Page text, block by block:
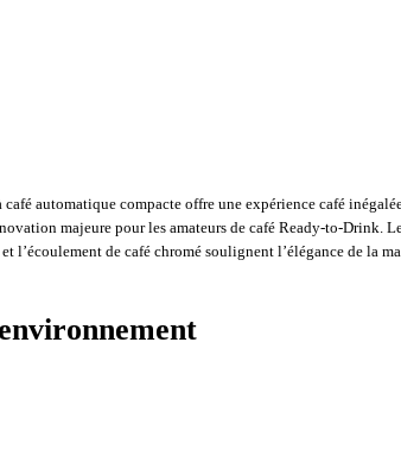
automatique compacte offre une expérience café
majeure pour les amateurs de café Ready-to-Drink.
de café chromé soulignent l’élégance de la